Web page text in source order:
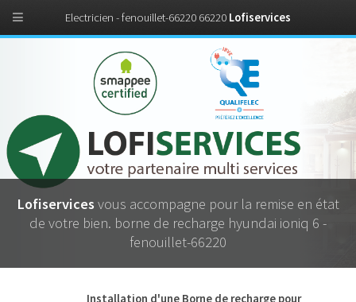
Lofiservices vous accompagne pour la remise en état
de votre bien. borne de recharge hyundai ioniq 6 -
fenouillet-66220
Installation d'une Borne de recharge pour
Electricien - fenouillet-66220 66220 Lofiservices